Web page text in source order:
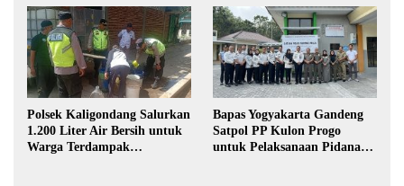
Polsek Kaligondang Salurkan
1.200 Liter Air Bersih untuk
Warga Terdampak
Bapas Yogyakarta Gandeng
Satpol PP Kulon Progo
untuk Pelaksanaan Pidana